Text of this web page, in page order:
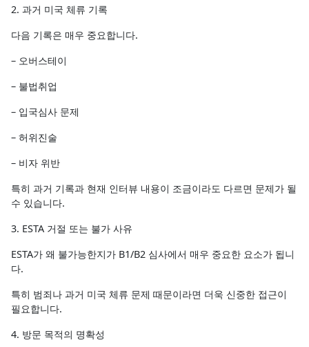
2. 과거 미국 체류 기록
다음 기록은 매우 중요합니다.
– 오버스테이
– 불법취업
– 입국심사 문제
– 허위진술
– 비자 위반
특히 과거 기록과 현재 인터뷰 내용이 조금이라도 다르면 문제가 될
수 있습니다.
3. ESTA 거절 또는 불가 사유
ESTA가 왜 불가능한지가 B1/B2 심사에서 매우 중요한 요소가 됩니
다.
특히 범죄나 과거 미국 체류 문제 때문이라면 더욱 신중한 접근이
필요합니다.
4. 방문 목적의 명확성